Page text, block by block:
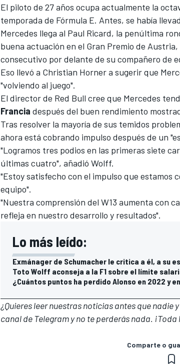
El piloto de 27 años ocupa actualmente la
temporada de Fórmula E. Antes, se había
Mercedes llega al Paul Ricard, la penúltima
buena actuación en el Gran Premio de Austria
consecutivo por delante de su compañero de
Eso llevó a Christian Horner a sugerir que
"volviendo al juego".
El director de Red Bull cree que Mercedes
Francia después del buen rendimiento
Tras resolver la mayoría de sus temidos
ahora está cobrando impulso después de un
"Logramos tres podios en las primeras siete
últimas cuatro", añadió Wolff.
"Estoy satisfecho con el impulso que estamos
equipo".
"Nuestra comprensión del W13 aumenta con
refleja en nuestro desarrollo y resultados".
Lo más leído:
Exmánager de Schumacher le critica a él, a su
Toto Wolff aconseja a la F1 sobre el límite
¿Cuántos puntos ha perdido Alonso en 2022 y
¿Quieres leer nuestras noticias antes que nadie
canal de Telegramy no te perderás nada.
Comparte o